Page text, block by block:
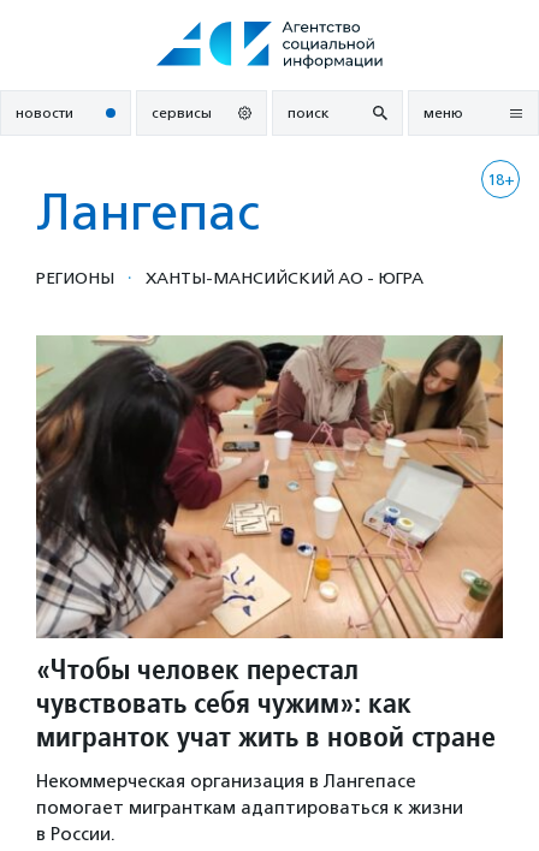
новости сервисы поиск меню
18+
Лангепас
РЕГИОНЫ · ХАНТЫ-МАНСИЙСКИЙ АО - ЮГРА
«Чтобы человек перестал
чувствовать себя чужим»: как
мигранток учат жить в новой стране
Некоммерческая организация в Лангепасе
помогает мигранткам адаптироваться к жизни
в России.